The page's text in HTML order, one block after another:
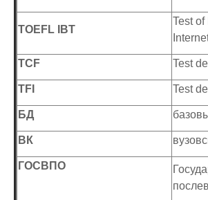
TOEFL IBT
Test
TCF Test
TFI Test
БД
ВК
ГОСВПО